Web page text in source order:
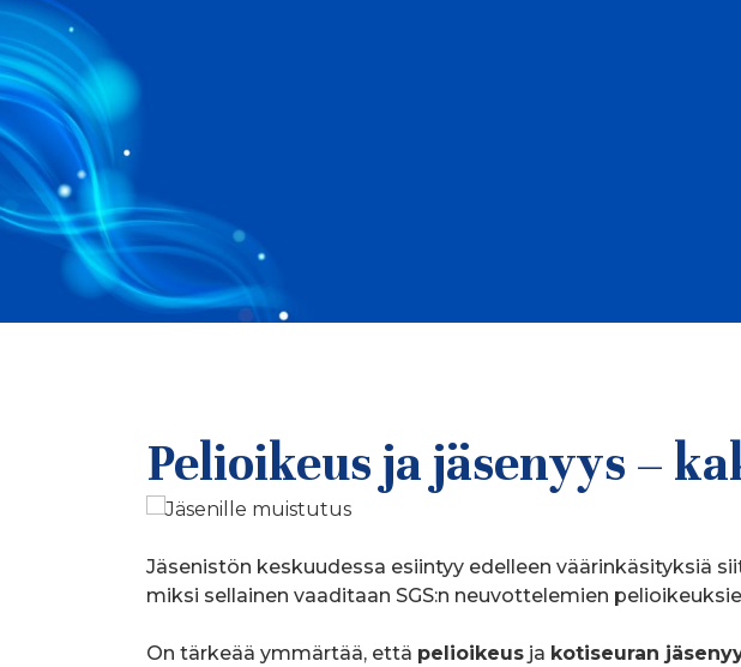
Pelioikeus ja jäsenyys –
Jäsenistön keskuudessa esiintyy edelleen väärinkäsityksiä
miksi sellainen vaaditaan SGS:n neuvottelemien
On tärkeää ymmärtää, että pelioikeus ja kotiseuran